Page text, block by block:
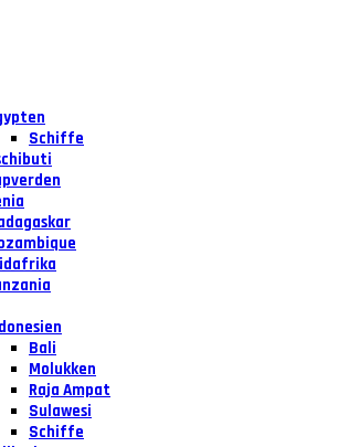
Schiffe
Bali
Molukken
Raja Ampat
Sulawesi
Schiffe